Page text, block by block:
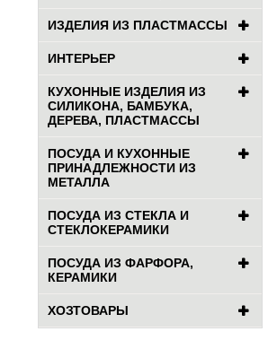
ИЗДЕЛИЯ ИЗ ПЛАСТМАССЫ
ИНТЕРЬЕР
КУХОННЫЕ ИЗДЕЛИЯ ИЗ
СИЛИКОНА, БАМБУКА,
ДЕРЕВА, ПЛАСТМАССЫ
ПОСУДА И КУХОННЫЕ
ПРИНАДЛЕЖНОСТИ ИЗ
МЕТАЛЛА
ПОСУДА ИЗ СТЕКЛА И
СТЕКЛОКЕРАМИКИ
ПОСУДА ИЗ ФАРФОРА,
КЕРАМИКИ
ХОЗТОВАРЫ